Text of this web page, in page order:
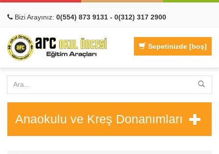
Bizi Arayınız: 0(554) 873 9131 - 0(312) 317 2900
Sepetinizde [boş]
Anaokulu ve Kreş Donanımları